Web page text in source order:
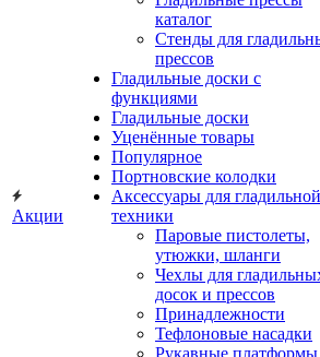
Акции
каталог
Стенды для
прессов
Гладильные доски с
функциями
Гладильные доски
Уценённые товары
Популярное
Портновские колодки
Аксессуары для гладильной
техники
Паровые пистолеты,
утюжки, шланги
Чехлы для
досок и прессов
Принадлежности
Тефлоновые насадки
Рукавные платформы